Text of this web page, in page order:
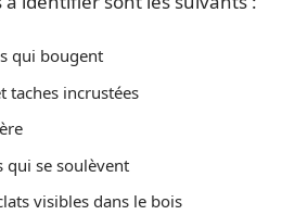
qui bougent
taches incrustées
qui se soulèvent
visibles dans le bois